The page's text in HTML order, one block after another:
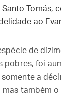
Tomás,
ao
de
pobres, foi
a
também o